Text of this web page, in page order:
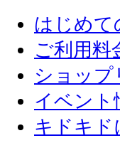
はじめて
ご利用料
ショップ
イベント
キドキド